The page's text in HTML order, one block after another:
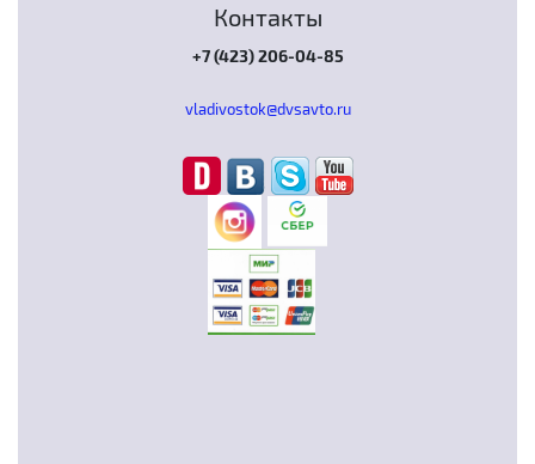
Контакты
+7 (423) 206-04-85
vladivostok@dvsavto.ru